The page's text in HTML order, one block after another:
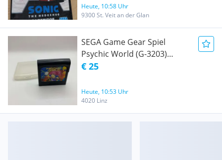
Heute, 10:58 Uhr
9300 St. Veit an der Glan
SEGA Game Gear Spiel
Psychic World (G-3203)
(NTSC-J - Japanisch)
€ 25
Heute, 10:53 Uhr
4020 Linz